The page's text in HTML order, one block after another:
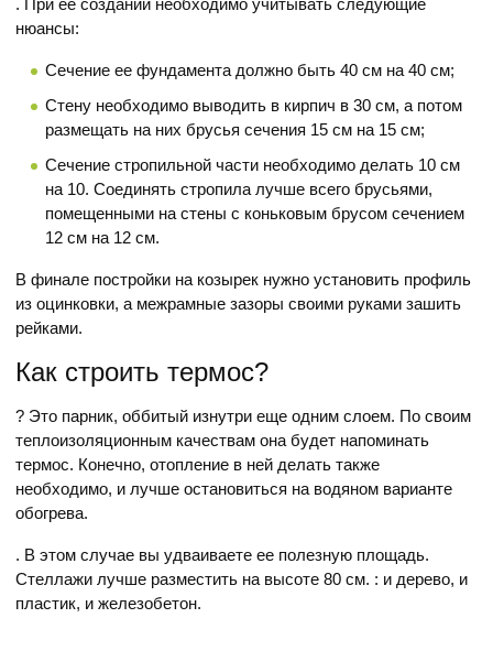
нюансы:
Сечение ее фундамента должно быть 40 см на 40 см;
Стену необходимо выводить в кирпич в 30 см, а потом
размещать на них брусья сечения 15 см на 15 см;
Сечение стропильной части необходимо делать 10 см
на 10. Соединять стропила лучше всего брусьями,
помещенными на стены с коньковым брусом сечением
12 см на 12 см.
В финале постройки на козырек нужно установить профиль
из оцинковки, а межрамные зазоры своими руками зашить
рейками.
Как строить термос?
? Это парник, оббитый изнутри еще одним слоем. По своим
теплоизоляционным качествам она будет напоминать
термос. Конечно, отопление в ней делать также
необходимо, и лучше остановиться на водяном варианте
обогрева.
. В этом случае вы удваиваете ее полезную площадь.
Стеллажи лучше разместить на высоте 80 см. : и дерево, и
пластик, и железобетон.